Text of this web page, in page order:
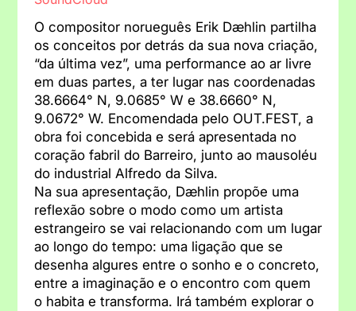
O compositor norueguês Erik Dæhlin partilha
os conceitos por detrás da sua nova criação,
“da última vez”, uma performance ao ar livre
em duas partes, a ter lugar nas coordenadas
38.6664° N, 9.0685° W e 38.6660° N,
9.0672° W. Encomendada pelo OUT.FEST, a
obra foi concebida e será apresentada no
coração fabril do Barreiro, junto ao mausoléu
do industrial Alfredo da Silva.
Na sua apresentação, Dæhlin propõe uma
reflexão sobre o modo como um artista
estrangeiro se vai relacionando com um lugar
ao longo do tempo: uma ligação que se
desenha algures entre o sonho e o concreto,
entre a imaginação e o encontro com quem
o habita e transforma. Irá também explorar o